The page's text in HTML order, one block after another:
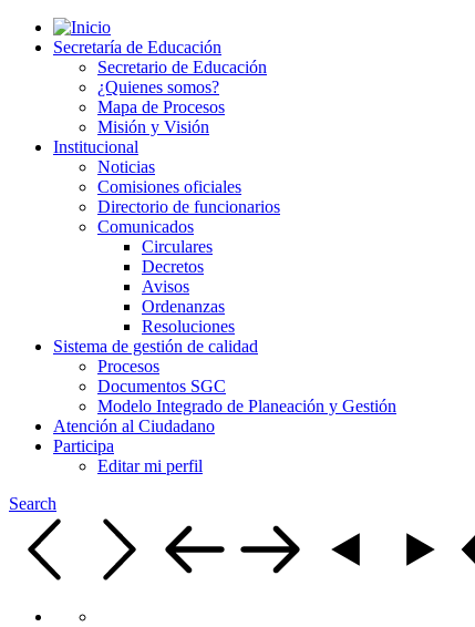
Secretaría de Educación
Secretario de Educación
¿Quienes somos?
Mapa de Procesos
Misión y Visión
Institucional
Noticias
Comisiones oficiales
Directorio de funcionarios
Comunicados
Circulares
Decretos
Avisos
Ordenanzas
Resoluciones
Sistema de gestión de calidad
Procesos
Documentos SGC
Modelo Integrado de Planeación y Gestión
Atención al Ciudadano
Participa
Editar mi perfil
Search